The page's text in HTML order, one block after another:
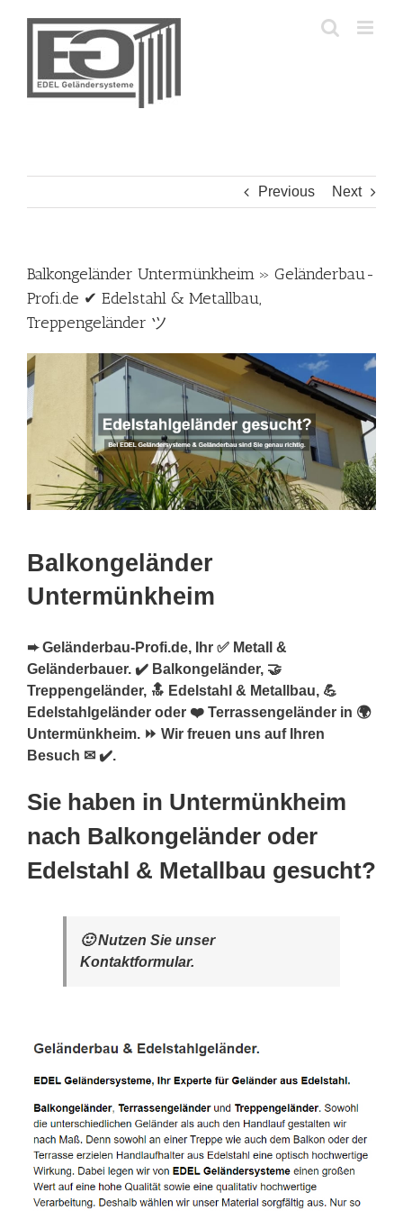
Previous Next
Balkongeländer Untermünkheim » Geländerbau-
Profi.de ✔ Edelstahl & Metallbau,
Treppengeländer ツ
Balkongeländer
Untermünkheim
➨ Geländerbau-Profi.de, Ihr ✅ Metall &
Geländerbauer. ✔️ Balkongeländer, 🤝
Treppengeländer, 🔝 Edelstahl & Metallbau, 💪
Edelstahlgeländer oder ❤️ Terrassengeländer in 🌍
Untermünkheim. ⏩ Wir freuen uns auf Ihren
Besuch ✉ ✔️.
Sie haben in Untermünkheim
nach Balkongeländer oder
Edelstahl & Metallbau gesucht?
🙂 Nutzen Sie unser
Kontaktformular.